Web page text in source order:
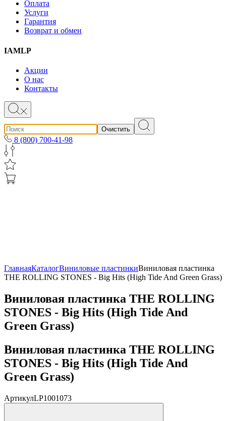
Оплата
Услуги
Гарантия
Возврат и обмен
IAMLP
Акции
О нас
Контакты
Очистить
8 (800) 700-41-98
ГлавнаяКаталогВиниловые пластинкиВиниловая пластинка
THE ROLLING STONES - Big Hits (High Tide And Green Grass)
Виниловая пластинка THE ROLLING
STONES - Big Hits (High Tide And
Green Grass)
Виниловая пластинка THE ROLLING
STONES - Big Hits (High Tide And
Green Grass)
АртикулLP1001073